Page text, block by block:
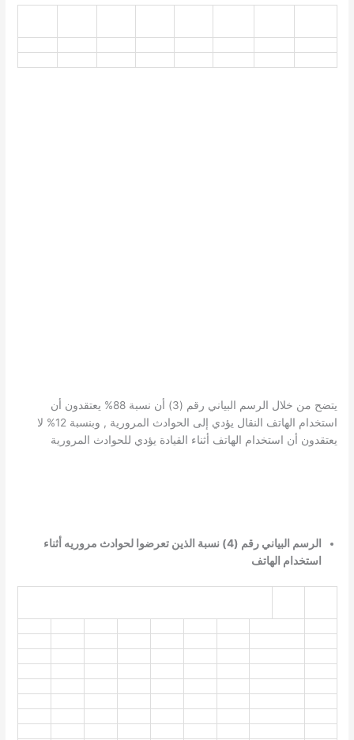
يتضح من خلال الرسم البياني رقم (3) أن نسبة 88% يعتقدون أن
استخدام الهاتف النقال يؤدي إلى الحوادث المرورية , وبنسبة 12% لا
يعتقدون أن استخدام الهاتف أثناء القيادة يؤدي للحوادث المرورية
الرسم البياني رقم (4) نسبة الذين تعرضوا لحوادث مروريه أثناء
استخدام الهاتف